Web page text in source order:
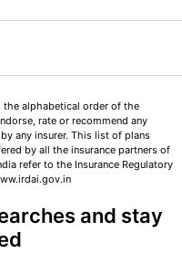
alphabetical order of the
rate or recommend any
any insurer. This list of plans
by all the insurance partners of
refer to the Insurance Regulatory
and stay
ధర — పొగాకు తాగని, ముందే ఉన్న
కవరేజ్. *₹630/నెల 1 కోటి టర్మ్
ఉన్న వ్యాధులు లేని వ్యక్తికి, 46
కోటి టర్మ్ లైఫ్ ఇన్సూరెన్స్‌కు ప్రారంభ
56 సంవత్సరాల వయసు వరకు